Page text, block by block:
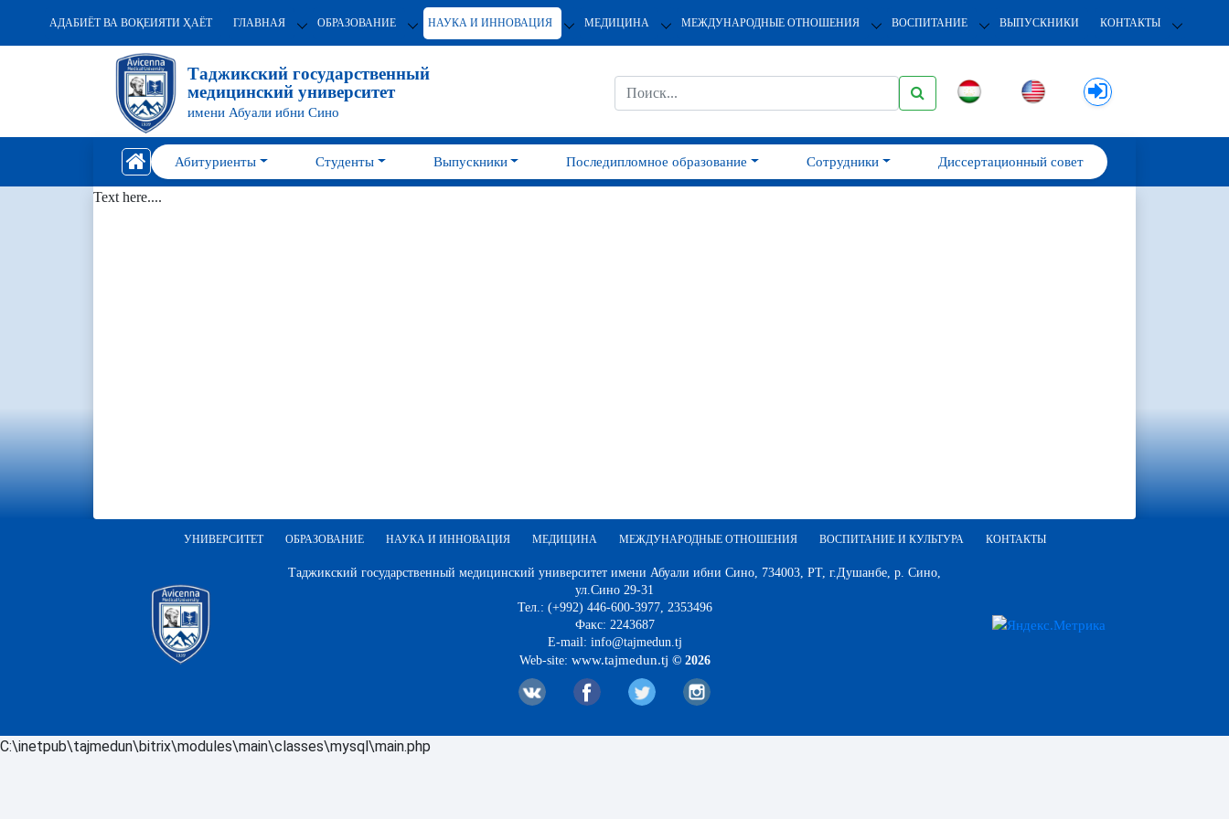
АДАБИЁТ ВА ВОҚЕИЯТИ ҲАЁТ ГЛАВНАЯ ОБРАЗОВАНИЕ НАУКА И ИННОВАЦИЯ МЕДИЦИНА МЕЖДУНАРОДНЫЕ ОТНОШЕНИЯ ВОСПИТАНИЕ ВЫПУСКНИКИ КОНТАКТЫ
Таджикский государственный
медицинский университет
имени Абуали ибни Сино
Абитуриенты Студенты Выпускники Последипломное образование Сотрудники Диссертационный совет
Text here....
УНИВЕРСИТЕТ ОБРАЗОВАНИЕ НАУКА И ИННОВАЦИЯ МЕДИЦИНА МЕЖДУНАРОДНЫЕ ОТНОШЕНИЯ ВОСПИТАНИЕ И КУЛЬТУРА КОНТАКТЫ
Таджикский государственный медицинский университет имени Абуали ибни Сино, 734003, РТ, г.Душанбе, р. Сино,
ул.Сино 29-31
Тел.: (+992) 446-600-3977, 2353496
Факс: 2243687
E-mail: info@tajmedun.tj
Web-site: www.tajmedun.tj © 2026
C:\inetpub\tajmedun\bitrix\modules\main\classes\mysql\main.php